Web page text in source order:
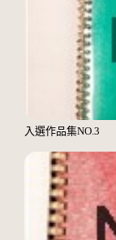
入選作品集NO.3